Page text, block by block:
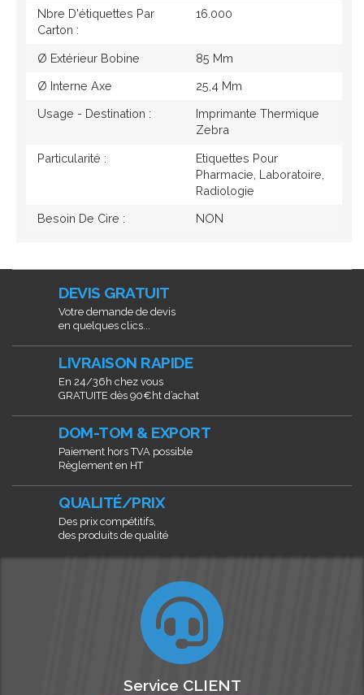
Nbre D'étiquettes Par
Carton :
16.000
Ø Extérieur Bobine 85 Mm
Ø Interne Axe 25,4 Mm
Usage - Destination :
Imprimante Thermique
Zebra
Particularité :
Etiquettes Pour
Pharmacie, Laboratoire,
Radiologie
Besoin De Cire : NON
DEVIS GRATUIT
Votre demande de devis
en quelques clics...
LIVRAISON RAPIDE
En 24/36h chez vous
GRATUITE dès 90€ht d’achat
DOM-TOM & EXPORT
Paiement hors TVA possible
Règlement en HT
QUALITÉ/PRIX
Des prix compétitifs,
des produits de qualité
Service CLIENT